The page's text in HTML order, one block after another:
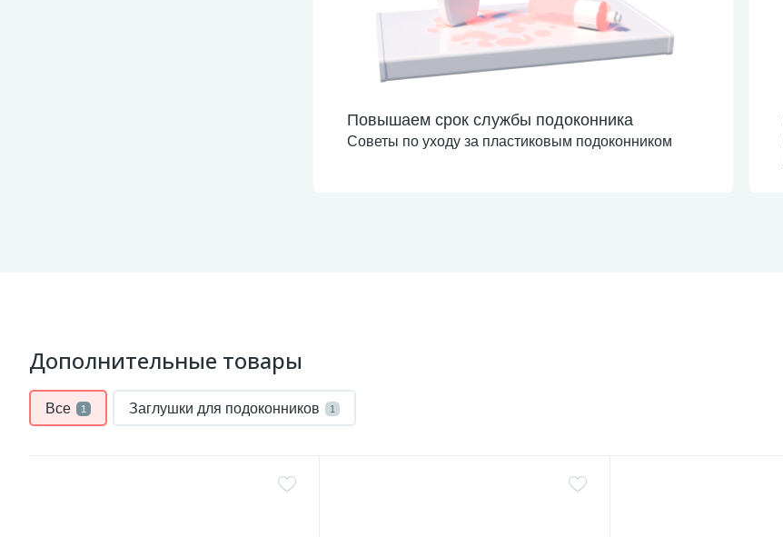
Повышаем срок службы подоконника
Советы по уходу за пластиковым подоконником
Дополнительные товары
Все 1 Заглушки для подоконников 1